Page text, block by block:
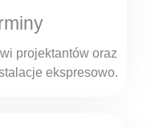
projektantów oraz
ekspresowo.